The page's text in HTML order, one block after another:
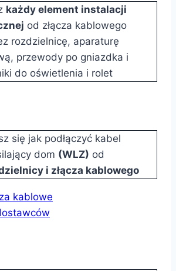
każdy element instalacji
od złącza kablowego
rozdzielnicę, aparaturę
przewody po gniazdka i
do oświetlenia i rolet
się jak podłączyć kabel
dom (WLZ) od
i złącza kablowego